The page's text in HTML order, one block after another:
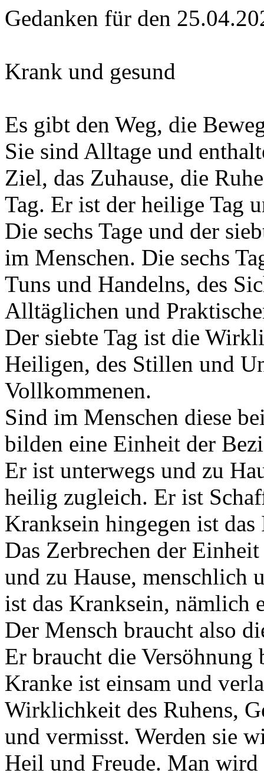
Gedanken für den
Krank und gesund
Es gibt den Weg, die
Sie sind Alltage und
Ziel, das Zuhause, die
Tag. Er ist der heilige Tag
Die sechs Tage und der
im Menschen. Die sechs
Tuns und Handelns, des
Alltäglichen und
Der siebte Tag ist die
Heiligen, des Stillen und
Vollkommenen.
Sind im Menschen diese
bilden eine Einheit der
Er ist unterwegs und zu
heilig zugleich. Er ist
Kranksein hingegen ist
Das Zerbrechen der
und zu Hause,
ist das Kranksein, nämlich
Der Mensch braucht also
Er braucht die
Kranke ist einsam und
Wirklichkeit des Ruhens,
und vermisst. Werden sie
Heil und Freude. Man wird